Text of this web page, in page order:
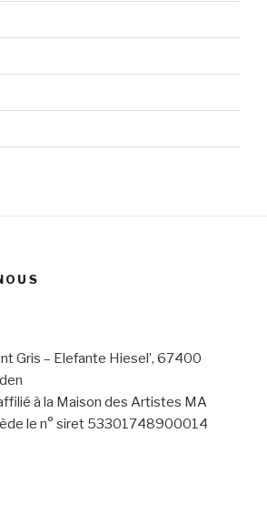
Gris – Elefante Hiesel’, 67400
à la Maison des Artistes MA
le n° siret 53301748900014